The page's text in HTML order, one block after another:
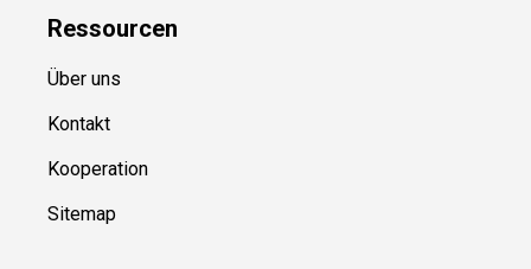
Ressourcen
Über uns
Kontakt
Kooperation
Sitemap